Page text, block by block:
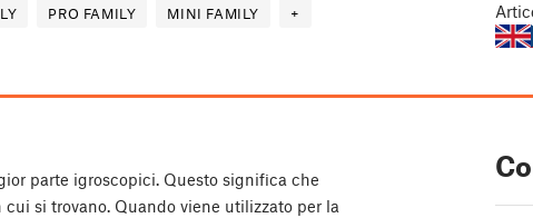
PRO FAMILY MINI FAMILY +
parte igroscopici. Questo significa che
si trovano. Quando viene utilizzato per la